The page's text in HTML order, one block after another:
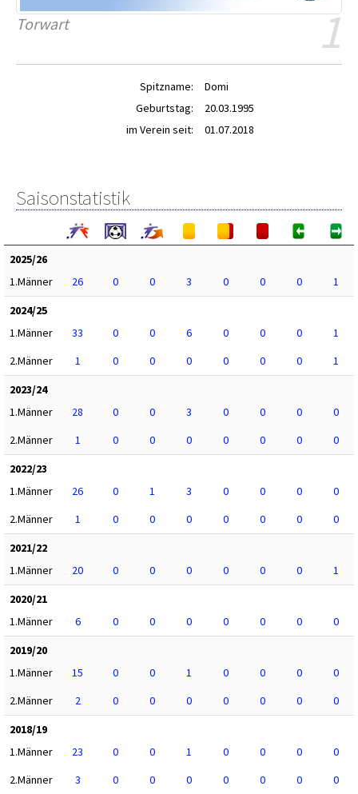
1
Torwart
Spitzname:
Domi
Geburtstag:
20.03.1995
im Verein seit:
01.07.2018
Saisonstatistik
2025/26
1.Männer
26 0 0 3 0 0 0
1
2024/25
1.Männer
33 0 0 6 0 0 0
1
2.Männer
1 0 0 0 0 0 0
1
2023/24
1.Männer
28 0 0 3 0 0 0
0
2.Männer
1 0 0 0 0 0 0
0
2022/23
1.Männer
26 0 1 3 0 0 0
0
2.Männer
1 0 0 0 0 0 0
0
2021/22
1.Männer
20 0 0 0 0 0 0
1
2020/21
1.Männer
6 0 0 0 0 0 0
0
2019/20
1.Männer
15 0 0 1 0 0 0
0
2.Männer
2 0 0 0 0 0 0
0
2018/19
1.Männer
23 0 0 1 0 0 0
0
2.Männer
3 0 0 0 0 0 0 0